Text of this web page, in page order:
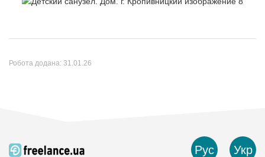
Робота додана: 31.01.26
Рус Укр